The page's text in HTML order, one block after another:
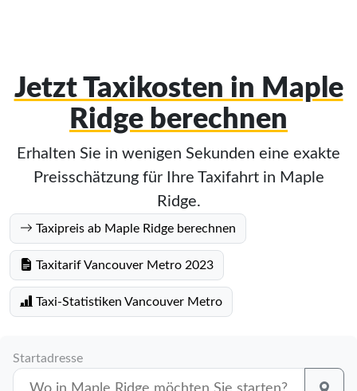
Jetzt Taxikosten in Maple
Ridge berechnen
Erhalten Sie in wenigen Sekunden eine exakte
Preisschätzung für Ihre Taxifahrt in Maple
Ridge.
Taxipreis ab Maple Ridge berechnen
Taxitarif Vancouver Metro 2023
Taxi-Statistiken Vancouver Metro
Startadresse